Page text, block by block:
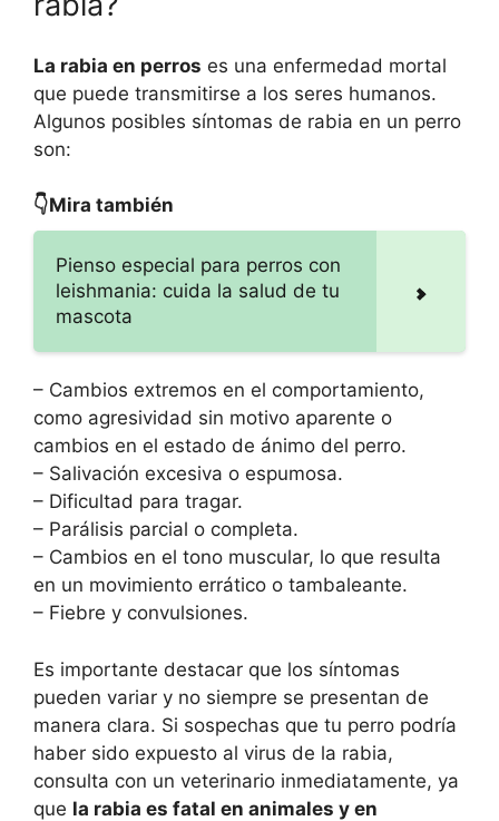
La rabia en perros es una enfermedad mortal
que puede transmitirse a los seres humanos.
Algunos posibles síntomas de rabia en un perro
son:
👇Mira también
Pienso especial para perros con
leishmania: cuida la salud de tu
mascota
– Cambios extremos en el comportamiento,
como agresividad sin motivo aparente o
cambios en el estado de ánimo del perro.
– Salivación excesiva o espumosa.
– Dificultad para tragar.
– Parálisis parcial o completa.
– Cambios en el tono muscular, lo que resulta
en un movimiento errático o tambaleante.
– Fiebre y convulsiones.
Es importante destacar que los síntomas
pueden variar y no siempre se presentan de
manera clara. Si sospechas que tu perro podría
haber sido expuesto al virus de la rabia,
consulta con un veterinario inmediatamente, ya
que la rabia es fatal en animales y en